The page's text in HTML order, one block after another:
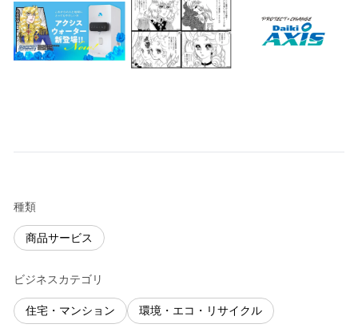
種類
商品サービス
ビジネスカテゴリ
住宅・マンション 環境・エコ・リサイクル